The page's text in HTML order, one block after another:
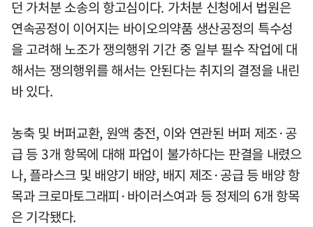
던 가처분 소송의 항고심이다. 가처분 신청에서 법원은
연속공정이 이어지는 바이오의약품 생산공정의 특수성
을 고려해 노조가 쟁의행위 기간 중 일부 필수 작업에 대
해서는 쟁의행위를 해서는 안된다는 취지의 결정을 내린
바 있다.
농축 및 버퍼교환, 원액 충전, 이와 연관된 버퍼 제조·공
급 등 3개 항목에 대해 파업이 불가하다는 판결을 내렸으
나, 플라스크 및 배양기 배양, 배지 제조·공급 등 배양 항
목과 크로마토그래피·바이러스여과 등 정제의 6개 항목
은 기각됐다.